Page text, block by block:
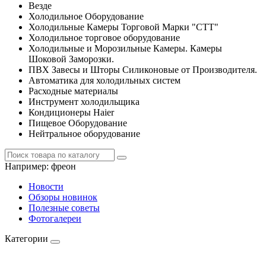
Везде
Холодильное Оборудование
Холодильные Камеры Торговой Марки "СТТ"
Холодильное торговое оборудование
Холодильные и Морозильные Камеры. Камеры
Шоковой Заморозки.
ПВХ Завесы и Шторы Силиконовые от Производителя.
Автоматика для холодильных систем
Расходные материалы
Инструмент холодильщика
Кондиционеры Haier
Пищевое Оборудование
Нейтральное оборудование
Например: фреон
Новости
Обзоры новинок
Полезные советы
Фотогалереи
Категории